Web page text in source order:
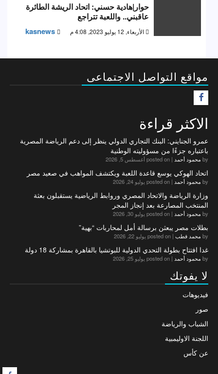
حوار|هادية حسني: اتحاد الريشة الطائرة
عاقبني.. واللعبة تتراجع
الأربعاء, 12 يوليو 2023, 4:08 م kasnews
مواقع التواصل الاجتماعى
الاكثر قراءة
عمرو الجنايني: البنك التجاري الدولي ينظر إلى دعم الرياضة المصرية
باعتباره جزءًا من مسؤوليته الوطنية
by محمود أحمد | posted on أغسطس 5, 2026
اتحاد الهوكي يوسع قاعدة اللعبة ويكتشف المواهب في صعيد مصر
by محمود أحمد | posted on يوليو 24, 2026
وزارة الرياضة والاتحاد المصري وروابط الرياضية يستقبلون بعثة
المنتخب المصارعة بعد إنجاز المجر
by محمود أحمد | posted on يوليو 30, 2026
بطلات مصر يبعثن برسالة أمل لمحاربات “بهية”
by محمد قطب | posted on يوليو 22, 2026
غدا افتتاح بطولة التحدي الدولية للبوتشيا بالقاهرة بمشاركة 18 دولة
by محمود أحمد | posted on يوليو 25, 2026
لا يفوتك
فيديوهات
صور
الشباب والرياضة
اللجنة الاوليمبية
عن كأس